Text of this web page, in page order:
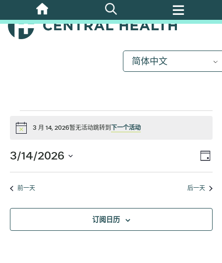
至
主
简体中文
活
3
月
14,
2026
通
3 月 14, 2026暂无活动跳转到下一个活动
视
图
导
航
活
动
视
图
日
3/14/2026
选
日 前一天 后一天
订阅日历